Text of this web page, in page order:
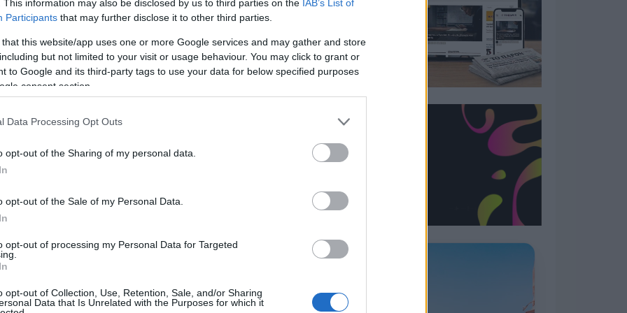
This information may also be disclosed by us to third parties on the IAB’s List of
Participants that may further disclose it to other third parties.
that this website/app uses one or more Google services and may gather and store
but not limited to your visit or usage behaviour. You may click to grant or
to Google and its third-party tags to use your data for below specified purposes
consent section.
Data Processing Opt Outs
opt-out of the Sharing of my personal data.
opt-out of the Sale of my Personal Data.
opt-out of processing my Personal Data for Targeted
opt-out of Collection, Use, Retention, Sale, and/or Sharing
Data that Is Unrelated with the Purposes for which it
αυτή τη